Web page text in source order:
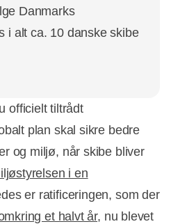
Danmarks
i alt ca. 10 danske skibe
officielt tiltrådt
plan skal sikre bedre
og miljø, når skibe bliver
i en
er ratificeringen, som der
et halvt år, nu blevet